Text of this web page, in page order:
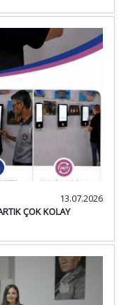
13.07.2026
ÇOK KOLAY